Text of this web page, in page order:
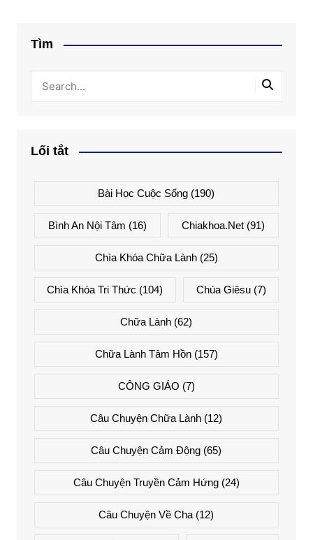
Tìm
Lối tắt
Bài Học Cuộc Sống (190)
Bình An Nội Tâm (16) Chiakhoa.net (91)
Chìa Khóa Chữa Lành(25)
Chìa Khóa Tri Thức (104) Chúa Giêsu(7)
Chữa Lành (62)
Chữa Lành Tâm Hồn(157)
CÔNG GIÁO (7)
Câu Chuyện Chữa Lành (12)
Câu Chuyện Cảm Động (65)
Câu Chuyện Truyền Cảm Hứng(24)
Câu Chuyện Về Cha (12)